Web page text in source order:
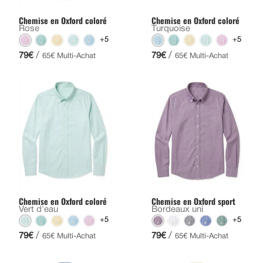
Chemise en Oxford coloré
Rose
+5
79€ / 65€ Multi-Achat
Chemise en Oxford coloré
Turquoise
+5
79€ / 65€ Multi-Achat
Chemise en Oxford coloré
Vert d'eau
+5
79€ / 65€ Multi-Achat
Chemise en Oxford sport
Bordeaux uni
+5
79€ / 65€ Multi-Achat